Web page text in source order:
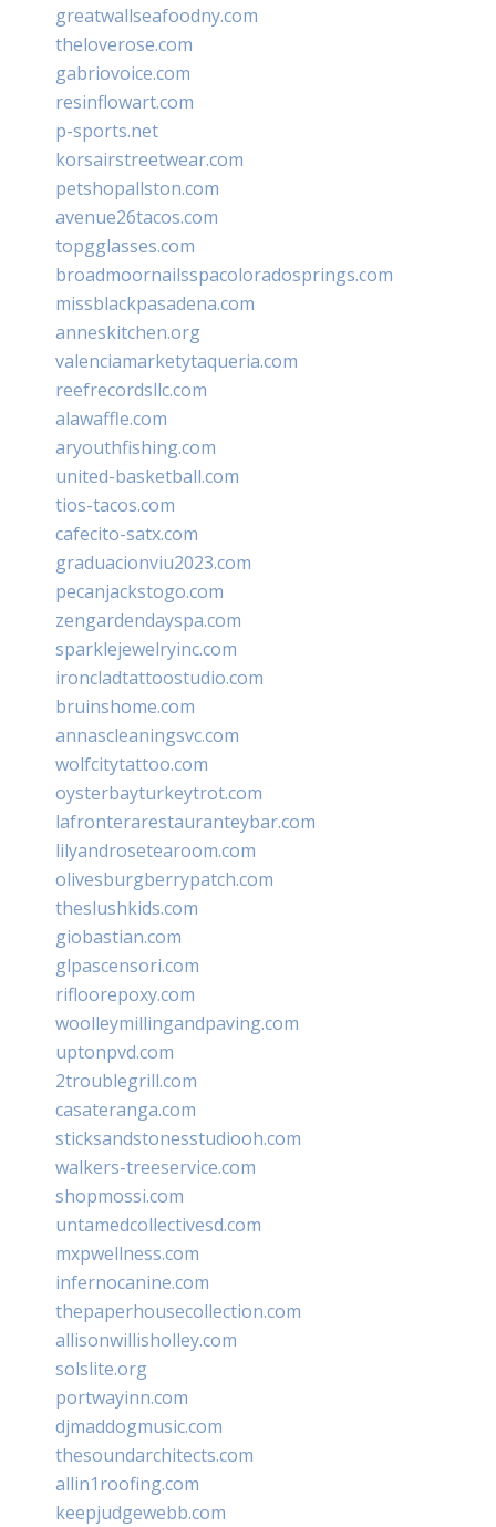
greatwallseafoodny.com
theloverose.com
gabriovoice.com
resinflowart.com
p-sports.net
korsairstreetwear.com
petshopallston.com
avenue26tacos.com
topgglasses.com
broadmoornailsspacoloradosprings.com
missblackpasadena.com
anneskitchen.org
valenciamarketytaqueria.com
reefrecordsllc.com
alawaffle.com
aryouthfishing.com
united-basketball.com
tios-tacos.com
cafecito-satx.com
graduacionviu2023.com
pecanjackstogo.com
zengardendayspa.com
sparklejewelryinc.com
ironcladtattoostudio.com
bruinshome.com
annascleaningsvc.com
wolfcitytattoo.com
oysterbayturkeytrot.com
lafronterarestauranteybar.com
lilyandrosetearoom.com
olivesburgberrypatch.com
theslushkids.com
giobastian.com
glpascensori.com
rifloorepoxy.com
woolleymillingandpaving.com
uptonpvd.com
2troublegrill.com
casateranga.com
sticksandstonesstudiooh.com
walkers-treeservice.com
shopmossi.com
untamedcollectivesd.com
mxpwellness.com
infernocanine.com
thepaperhousecollection.com
allisonwillisholley.com
solslite.org
portwayinn.com
djmaddogmusic.com
thesoundarchitects.com
allin1roofing.com
keepjudgewebb.com